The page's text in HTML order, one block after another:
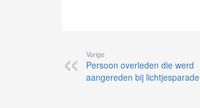
Vorige
Persoon overleden die werd
aangereden bij lichtjesparade